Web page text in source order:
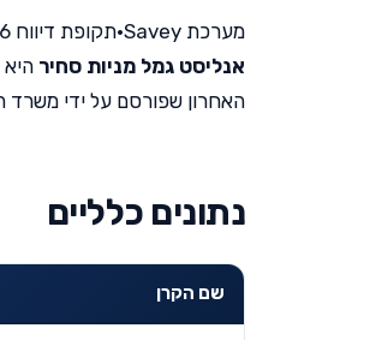
מערכת Savey •תקופת דיווח 04/2026
אנליסט גמל מניות סחיר
האחרון שפורסם על ידי משרד
נתונים כלליים
שם הקרן